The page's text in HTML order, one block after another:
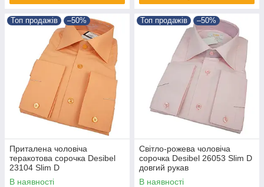
Топ продажів –50%
Приталена чоловіча
теракотова сорочка Desibel
23104 Slim D
В наявності
Топ продажів –50%
Світло-рожева чоловіча
сорочка Desibel 26053 Slim D
довгий рукав
В наявності